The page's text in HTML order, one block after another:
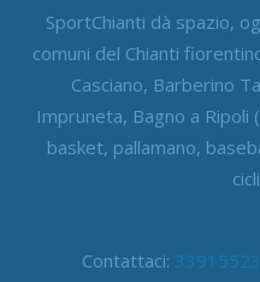
SportChianti dà spazio,
comuni del Chianti
Casciano, Barberino
Impruneta, Bagno a Ripoli
basket, pallamano,
Contattaci: